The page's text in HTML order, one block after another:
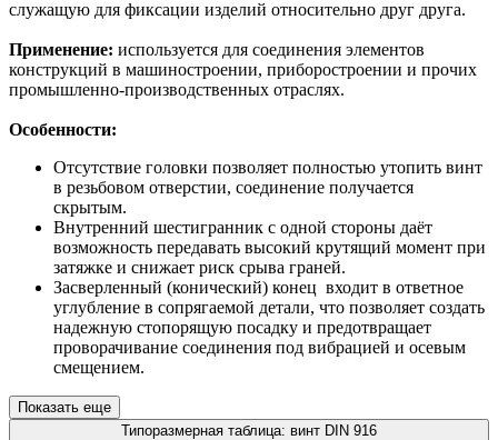
служащую для фиксации изделий относительно друг друга.
Применение: используется для соединения элементов
конструкций в машиностроении, приборостроении и прочих
промышленно-производственных отраслях.
Особенности:
Отсутствие головки позволяет полностью утопить винт
в резьбовом отверстии, соединение получается
скрытым.
Внутренний шестигранник с одной стороны даёт
возможность передавать высокий крутящий момент при
затяжке и снижает риск срыва граней.
Засверленный (конический) конец входит в ответное
углубление в сопрягаемой детали, что позволяет создать
надежную стопорящую посадку и предотвращает
проворачивание соединения под вибрацией и осевым
смещением.
Показать еще
Типоразмерная таблица: винт DIN 916